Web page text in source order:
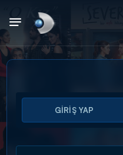
Arama
ARAMA SONUÇLARI
GİRİŞ YAP